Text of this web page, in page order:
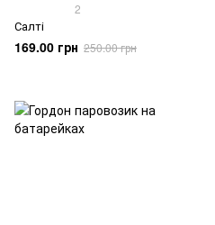
2
Салті
169.00 грн 250.00 грн